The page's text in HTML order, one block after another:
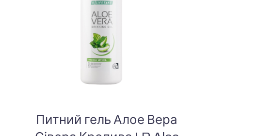
Питний гель Алое Вера